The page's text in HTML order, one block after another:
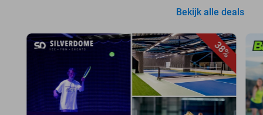
Bekijk alle deals
38%